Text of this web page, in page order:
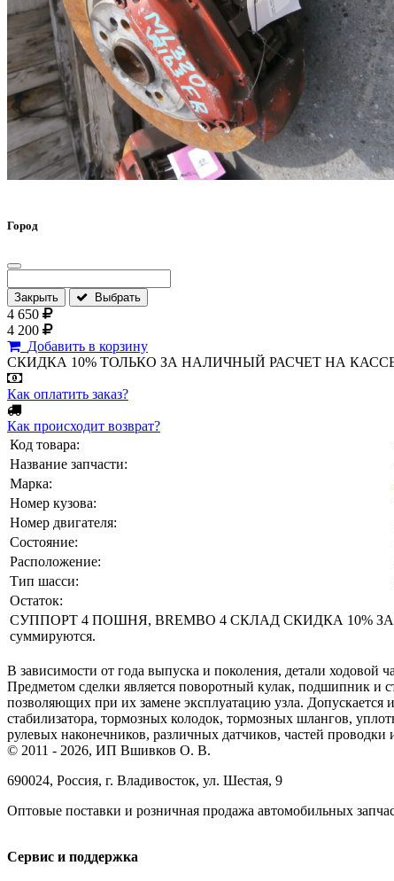
Город
Закрыть Выбрать
4 650
4 200
Добавить в корзину
СКИДКА 10% ТОЛЬКО ЗА НАЛИЧНЫЙ РАСЧЕТ НА КАССЕ
Как оплатить заказ?
Как происходит возврат?
Код товара:
Название запчасти:
Марка:
Номер кузова:
Номер двигателя:
Состояние:
Расположение:
Тип шасси:
Остаток:
СУППОРТ 4 ПОШНЯ, BREMBO 4 СКЛАД СКИДКА 10% ЗА
суммируются.
В зависимости от года выпуска и поколения, детали ходовой
Предметом сделки является поворотный кулак, подшипник и
позволяющих при их замене эксплуатацию узла. Допускается
стабилизатора, тормозных колодок, тормозных шлангов,
рулевых наконечников, различных датчиков, частей проводки
© 2011 - 2026, ИП Вшивков О. В.
690024, Россия, г. Владивосток, ул. Шестая, 9
Оптовые поставки и розничная продажа автомобильных
Сервис и поддержка